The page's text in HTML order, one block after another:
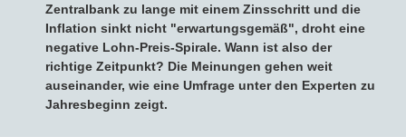
Cash Management
Sparbuch
Sparbriefe
Ratgeber
Downloads
VERÖFFENTLICHUNGEN
Veröffentlichungen
ALLGEMEINES
Zentralbank zu lange mit einem Zinsschritt und die
Inflation sinkt nicht "erwartungsgemäß", droht eine
negative Lohn-Preis-Spirale. Wann ist also der
richtige Zeitpunkt? Die Meinungen gehen weit
auseinander, wie eine Umfrage unter den Experten zu
Jahresbeginn zeigt.